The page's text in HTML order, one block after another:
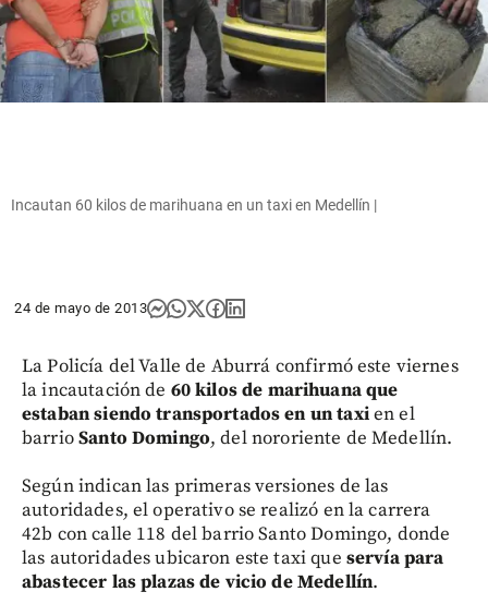
Incautan 60 kilos de marihuana en un taxi en Medellín |
24 de mayo de 2013
La Policía del Valle de Aburrá confirmó este viernes
la incautación de 60 kilos de marihuana que
estaban siendo transportados en un taxien el
barrioSanto Domingo, del nororiente de Medellín.
Según indican las primeras versiones de las
autoridades, el operativo se realizó en la carrera
42b con calle 118 del barrio Santo Domingo, donde
las autoridades ubicaron este taxi que servía para
abastecer las plazas de vicio de Medellín.